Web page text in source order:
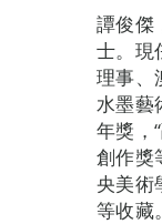
譚俊傑
士。現
理事、
水墨藝
年獎，
創作獎
央美術
等收藏。